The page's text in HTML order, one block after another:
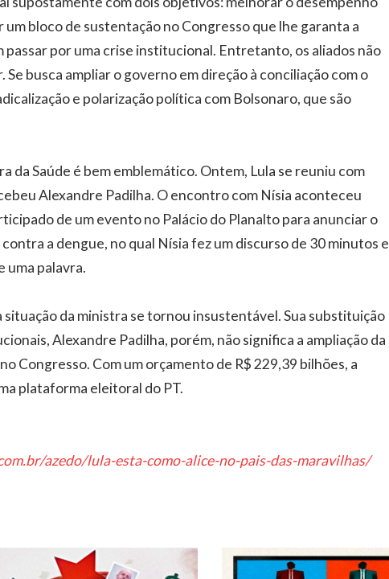
bloco de sustentação no Congresso que lhe garanta a
passar por uma crise institucional. Entretanto, os aliados não
busca ampliar o governo em direção à conciliação com o
e polarização política com Bolsonaro, que são
da Saúde é bem emblemático. Ontem, Lula se reuniu com
Alexandre Padilha. O encontro com Nísia aconteceu
de um evento no Palácio do Planalto para anunciar o
a dengue, no qual Nísia fez um discurso de 30 minutos e
uma palavra.
situação da ministra se tornou insustentável. Sua substituição
Alexandre Padilha, porém, não significa a ampliação da
Congresso. Com um orçamento de R$ 229,39 bilhões, a
plataforma eleitoral do PT.
azedo/lula-esta-como-alice-no-pais-das-maravilhas/